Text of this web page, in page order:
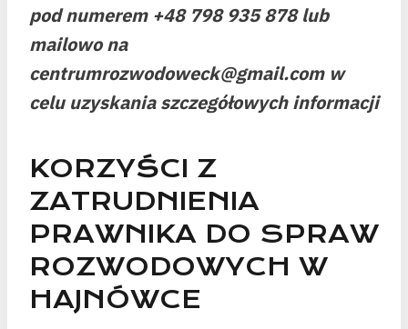
pod numerem +48 798 935 878 lub
mailowo na
centrumrozwodoweck@gmail.com w
celu uzyskania szczegółowych informacji
KORZYŚCI Z
ZATRUDNIENIA
PRAWNIKA DO SPRAW
ROZWODOWYCH W
HAJNÓWCE